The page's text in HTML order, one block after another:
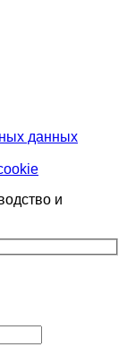
данных
и